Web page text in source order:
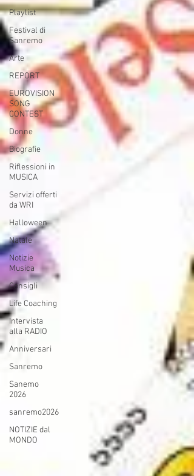
Playlist
Festival di
Sanremo
Arte
REPORT
EUROVISION
SONG
CONTEST
Donne
Biografie
Riflessioni in
MUSICA
Servizi offerti
da WRI
Halloween
Natale
Notizie
Musica
Consigli
Life Coaching
Intervista
alla RADIO
Anniversari
Sanremo
Sanemo
2026
sanremo2026
NOTIZIE dal
MONDO